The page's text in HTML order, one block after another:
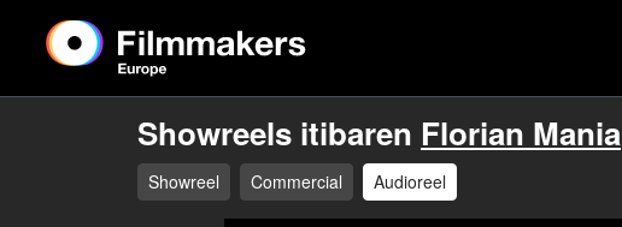
Showreels itibaren Florian Mania
Showreel Commercial Audioreel